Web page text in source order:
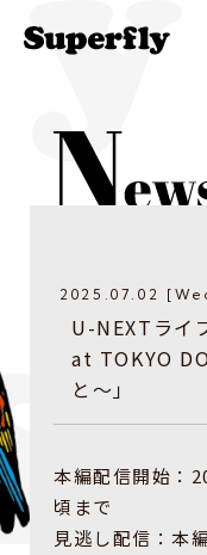
2025.07.02
U-NEXTライ
at TOKYO
と〜」
本編配信開始：
頃まで
見逃し配信：本